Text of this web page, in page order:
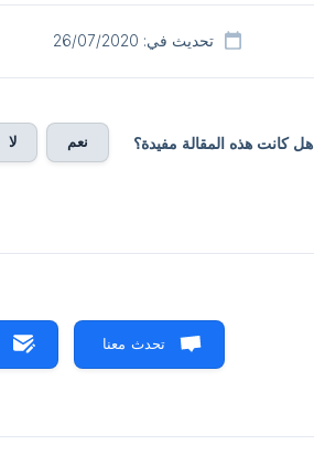
تحديث في: 26/07/2020
هل كانت هذه المقالة مفيدة؟ نعم لا
تحدث معنا